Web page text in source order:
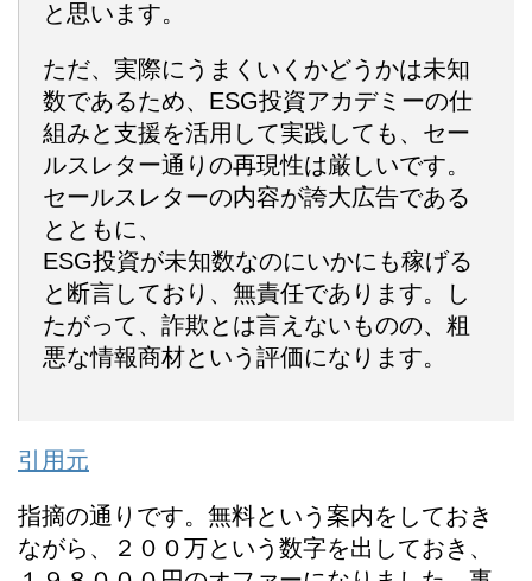
と思います。
ただ、実際にうまくいくかどうかは未知
数であるため、ESG投資アカデミーの仕
組みと支援を活用して実践しても、セー
ルスレター通りの再現性は厳しいです。
セールスレターの内容が誇大広告である
とともに、
ESG投資が未知数なのにいかにも稼げる
と断言しており、無責任であります。し
たがって、詐欺とは言えないものの、粗
悪な情報商材という評価になります。
引用元
指摘の通りです。無料という案内をしておき
ながら、２００万という数字を出しておき、